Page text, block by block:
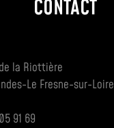
CONTACT
la Riottière
Le Fresne-sur-Loire
91 69